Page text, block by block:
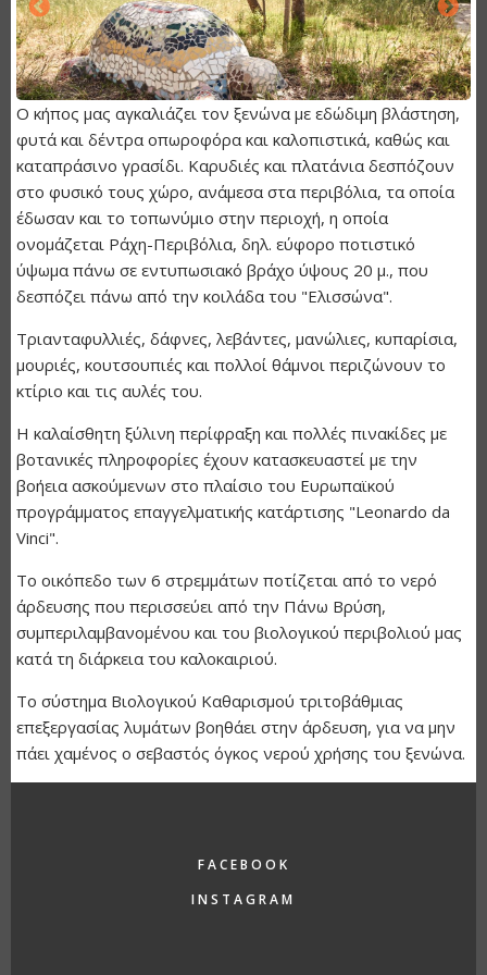
Ο κήπος μας αγκαλιάζει τον ξενώνα με εδώδιμη βλάστηση,
φυτά και δέντρα οπωροφόρα και καλοπιστικά, καθώς και
καταπράσινο γρασίδι. Καρυδιές και πλατάνια δεσπόζουν
στο φυσικό τους χώρο, ανάμεσα στα περιβόλια, τα οποία
έδωσαν και το τοπωνύμιο στην περιοχή, η οποία
ονομάζεται Ράχη-Περιβόλια, δηλ. εύφορο ποτιστικό
ύψωμα πάνω σε εντυπωσιακό βράχο ύψους 20 μ., που
δεσπόζει πάνω από την κοιλάδα του "Ελισσώνα".
Τριανταφυλλιές, δάφνες, λεβάντες, μανώλιες, κυπαρίσια,
μουριές, κουτσουπιές και πολλοί θάμνοι περιζώνουν το
κτίριο και τις αυλές του.
Η καλαίσθητη ξύλινη περίφραξη και πολλές πινακίδες με
βοτανικές πληροφορίες έχουν κατασκευαστεί με την
βοήεια ασκούμενων στο πλαίσιο του Ευρωπαϊκού
προγράμματος επαγγελματικής κατάρτισης "Leonardo da
Vinci".
Το οικόπεδο των 6 στρεμμάτων ποτίζεται από το νερό
άρδευσης που περισσεύει από την Πάνω Βρύση,
συμπεριλαμβανομένου και του βιολογικού περιβολιού μας
κατά τη διάρκεια του καλοκαιριού.
Το σύστημα Βιολογικού Καθαρισμού τριτοβάθμιας
επεξεργασίας λυμάτων βοηθάει στην άρδευση, για να μην
πάει χαμένος ο σεβαστός όγκος νερού χρήσης του ξενώνα.
FACEBOOK
INSTAGRAM